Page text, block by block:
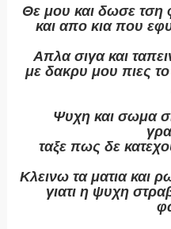
Θε μου και δωσε τση
και απο κια που
Απλα σιγα και
με δακρυ μου πιες
Ψυχη και σωμα
ταξε πως δε
Κλεινω τα ματια και
γιατι η ψυχη